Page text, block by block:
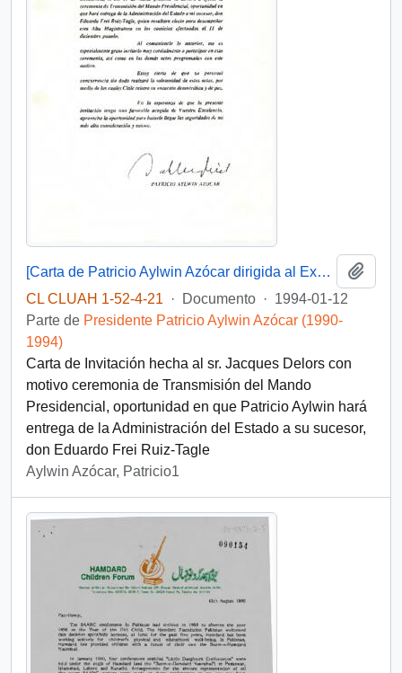
[Carta de Patricio Aylwin Azócar dirigida al Excelentísimo Señor Jacques Delors, Presidente de la Comisión de las Comunidades Europeas
CL CLUAH 1-52-4-21
· Documento · 1994-01-12
Parte de Presidente Patricio Aylwin Azócar (1990-
1994)
Carta de Invitación hecha al sr. Jacques Delors con
motivo ceremonia de Transmisión del Mando
Presidencial, oportunidad en que Patricio Aylwin hará
entrega de la Administración del Estado a su sucesor,
don Eduardo Frei Ruiz-Tagle
Aylwin Azócar, Patricio1